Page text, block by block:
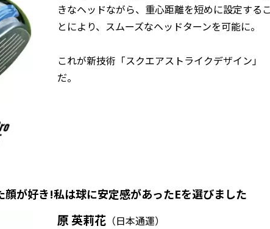
きなヘッドながら、重心距離を短めに設定するこ
とにより、スムーズなヘッドターンを可能に。
これが新技術「スクエアストライクデザイン」
だ。
顔が好き!私は球に安定感があったEを選びました
原 英莉花 （日本通運）